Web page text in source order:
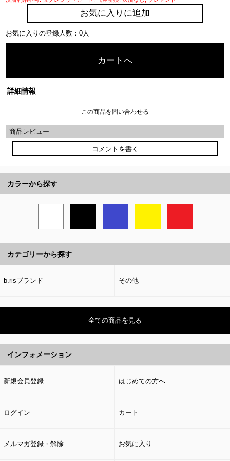
お気に入りに追加
お気に入りの登録人数：0人
カートへ
詳細情報
この商品を問い合わせる
商品レビュー
コメントを書く
カラーから探す
カテゴリーから探す
b.risブランド その他
全ての商品を見る
インフォメーション
新規会員登録 はじめての方へ
ログイン カート
メルマガ登録・解除 お気に入り